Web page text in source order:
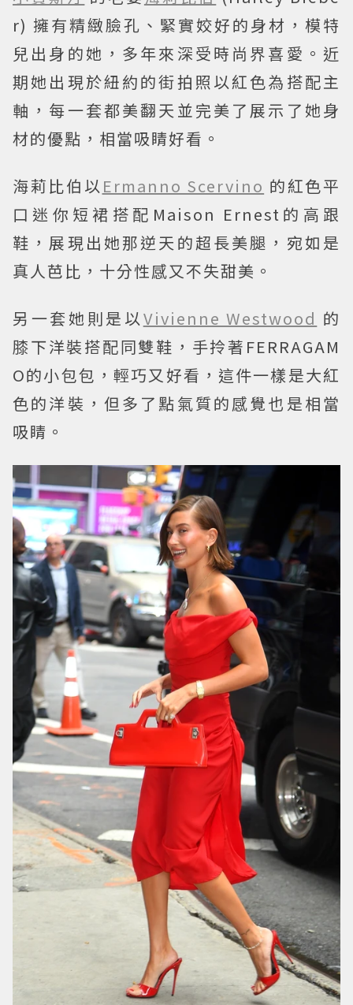
r) 擁有精緻臉孔、緊實姣好的身材，模特
兒出身的她，多年來深受時尚界喜愛。近
期她出現於紐約的街拍照以紅色為搭配主
軸，每一套都美翻天並完美了展示了她身
材的優點，相當吸睛好看。
海莉比伯以Ermanno Scervino 的紅色平
口迷你短裙搭配Maison Ernest的高跟
鞋，展現出她那逆天的超長美腿，宛如是
真人芭比，十分性感又不失甜美。
另一套她則是以Vivienne Westwood 的
膝下洋裝搭配同雙鞋，手拎著FERRAGAM
O的小包包，輕巧又好看，這件一樣是大紅
色的洋裝，但多了點氣質的感覺也是相當
吸睛。